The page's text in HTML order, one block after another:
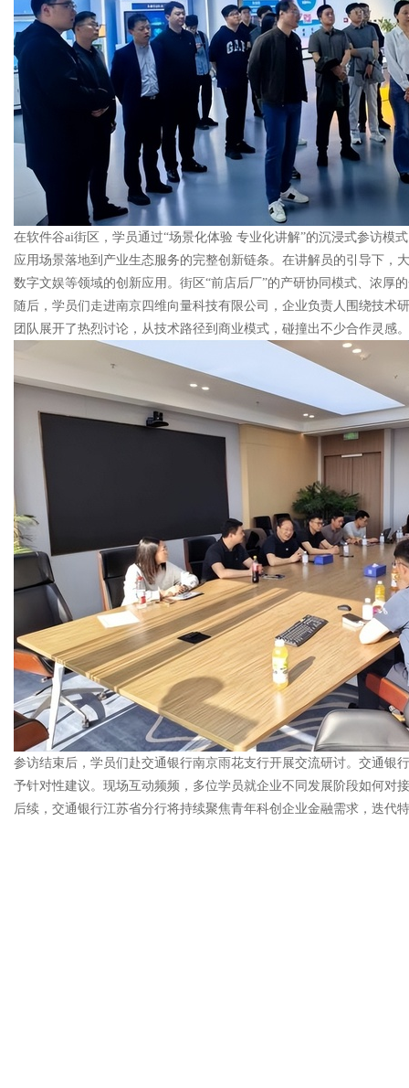
在软件谷ai街区，学员通过“场景化体验 专业化讲解”的沉浸式参访模
应用场景落地到产业生态服务的完整创新链条。在讲解员的引导下，
数字文娱等领域的创新应用。街区“前店后厂”的产研协同模式、浓厚
随后，学员们走进南京四维向量科技有限公司，企业负责人围绕技
团队展开了热烈讨论，从技术路径到商业模式，碰撞出不少合作灵感。
参访结束后，学员们赴交通银行南京雨花支行开展交流研讨。交通银
予针对性建议。现场互动频频，多位学员就企业不同发展阶段如何对
后续，交通银行江苏省分行将持续聚焦青年科创企业金融需求，迭